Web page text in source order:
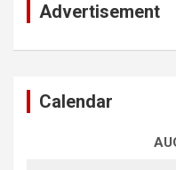
Advertisement
Calendar